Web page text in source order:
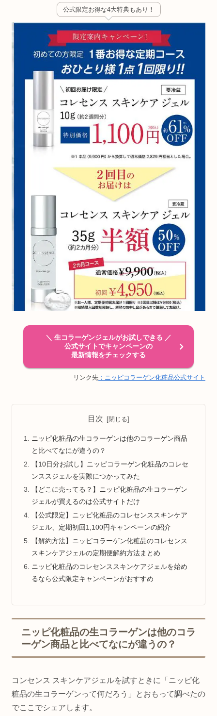
公式限定お得な4大特典もあり！
＼ 生コラーゲンジェルがお試しできる ／
公式サイトでキャンペーンの
最新情報をチェックする
リンク先 ：ニッピコラーゲン化粧品公式サイト
目次
ニッピ化粧品の生コラーゲンは他のコラーゲン商品
と比べてなにが違うの？
【10日分お試し】ニッピコラーゲン化粧品のコレセ
ンススジェルを実際につかってみた
【どこに売ってる？】ニッピ化粧品の生コラーゲン
ジェルが買えるのは公式サイトだけ
【公式限定】ニッピ化粧品のコレセンススキンケア
ジェル、定期初回1,100円キャンペーンの紹介
【解約方法】ニッピコラーゲン化粧品のコレセンス
スキンケアジェルの定期便解約方法まとめ
ニッピ化粧品のコレセンススキンケアジェルを始め
るなら公式限定キャンペーンがおすすめ
ニッピ化粧品の生コラーゲンは他のコラ
ーゲン商品と比べてなにが違うの？
コンセンス スキンケアジェルを試すときに「ニッピ化
粧品の生コラーゲンって何だろう」とおもって調べたの
でここでシェアします。